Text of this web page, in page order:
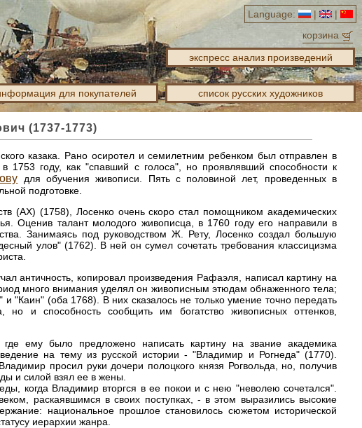
Language: |
|
корзина
экспресс анализ произведений
для покупателей список русских художников
(1737-1773)
казака. Рано осиротел и семилетним ребенком был отправлен в
1753 году, как "спавший с голоса", но проявлявший способности к
для обучения живописи. Пять с половиной лет, проведенных в
подготовке.
(АХ) (1758), Лосенко очень скоро стал помощником академических
Оценив талант молодого живописца, в 1760 году его направили в
Занимаясь под руководством Ж. Рету, Лосенко создал большую
улов" (1762). В ней он сумел сочетать требования классицизма
античность, копировал произведения Рафаэля, написал картину на
много внимания уделял он живописным этюдам обнаженного тела;
и "Каин" (оба 1768). В них сказалось не только умение точно передать
но и способность сообщить им богатство живописных оттенков,
ему было предложено написать картину на звание академика
на тему из русской истории - "Владимир и Рогнеда" (1770).
просил руки дочери полоцкого князя Рогвольда, но, получив
и силой взял ее в жены.
когда Владимир вторгся в ее покои и с нею "неволею сочетался".
раскаявшимся в своих поступках, - в этом выразились высокие
национальное прошлое становилось сюжетом исторической
иерархии жанра.